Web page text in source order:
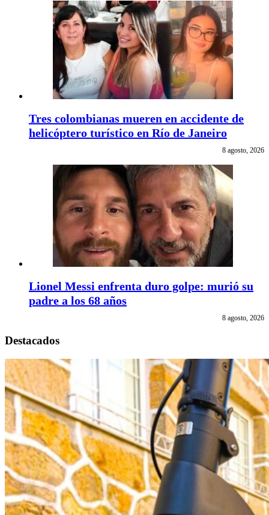
Tres colombianas mueren en accidente de
helicóptero turístico en Río de Janeiro
8 agosto, 2026
Lionel Messi enfrenta duro golpe: murió su
padre a los 68 años
8 agosto, 2026
Destacados